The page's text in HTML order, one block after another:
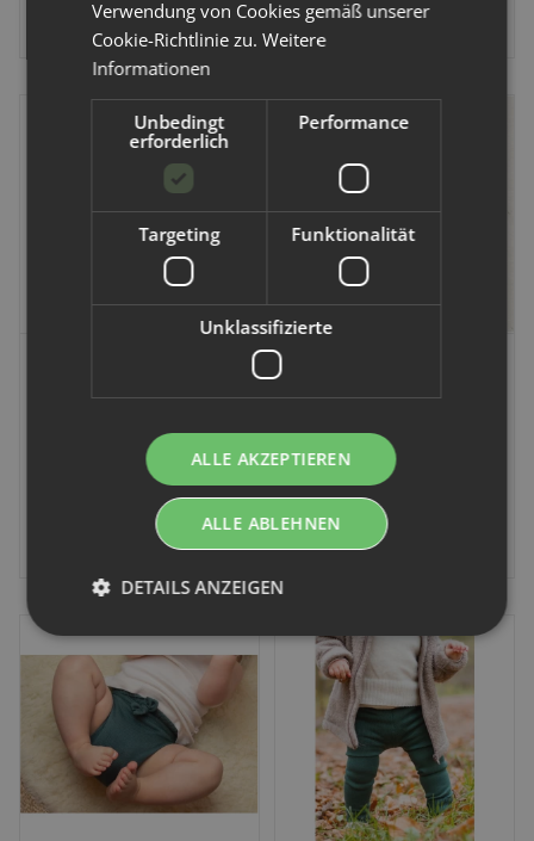
Alter Preis:21,49 €
Artikelnummer: 751789
38,49 €*
Coolmax inkl. Einlage
Artikelnummer:
20,90 €
Verwendung von Cookies gemäß unserer
Cookie-Richtlinie zu.Weitere
Informationen
Unbedingt
erforderlich
Performance
Targeting Funktionalität
Unklassifizierte
ALLE AKZEPTIEREN
ALLE ABLEHNEN
DETAILS ANZEIGEN